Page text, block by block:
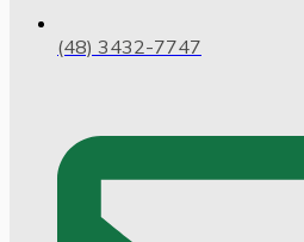
(48) 3432-7747